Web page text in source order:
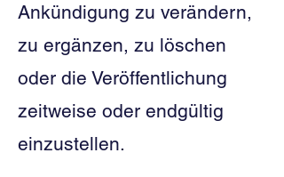
Ankündigung zu verändern,
zu ergänzen, zu löschen
oder die Veröffentlichung
zeitweise oder endgültig
einzustellen.